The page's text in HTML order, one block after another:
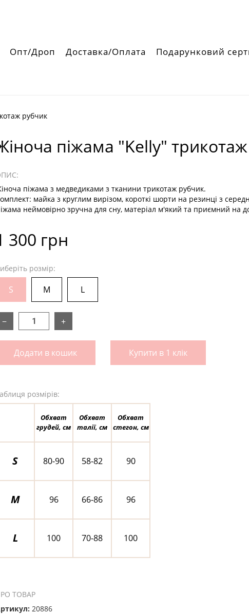
Опт/Дроп Доставка/Оплата Подарунковий
рубчик
піжама "Kelly"
піжама з медведиками з тканини трикотаж рубчик.
майка з круглим вирізом, короткі шорти на резинці з
неймовірно зручна для сну, матеріал м'який та приємний на
300 грн
розмір:
S M L
− +
Додати в кошик Купити в 1 клік
розмірів:
Обхват
грудей, см
Обхват
талії, см
Обхват
стегон, см
S 80-90 58-82 90
M 96 66-86 96
L 100 70-88 100
ТОВАР
20886